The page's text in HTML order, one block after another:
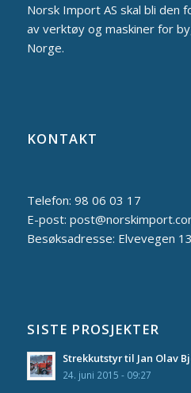
Norsk Import AS skal bli den
av verktøy og maskiner for
Norge.
KONTAKT
Telefon: 98 06 03 17
E-post:
Besøksadresse: Elvevegen
SISTE PROSJEKTER
Strekkutstyr til Jan Olav
24. juni 2015 - 09:27